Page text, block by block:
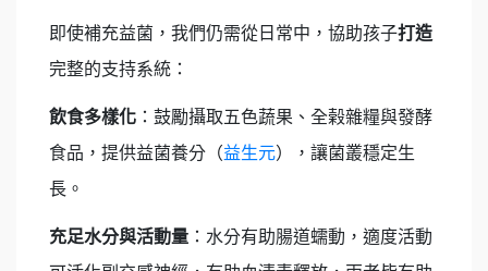
即使補充益菌，我們仍需從日常中，協助孩子打造
完整的支持系統：
飲食多樣化 ：鼓勵攝取五色蔬果、全榖雜糧與發酵
食品，提供益菌養分（益生元），讓菌叢穩定生
長。
充足水分與活動量 ：水分有助腸道蠕動，適度活動